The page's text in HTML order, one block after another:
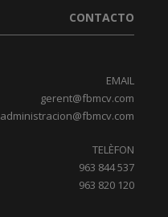
CONTACTO
EMAIL
gerent@fbmcv.com
administracion@fbmcv.com
TELÈFON
963 844 537
963 820 120